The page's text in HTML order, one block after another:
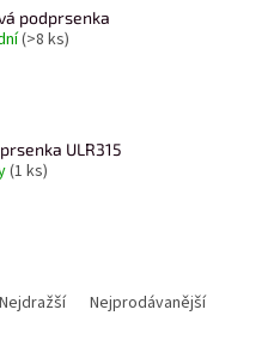
podprsenka
(>8 ks)
ULR315
(1 ks)
Nejdražší
Nejprodávanější